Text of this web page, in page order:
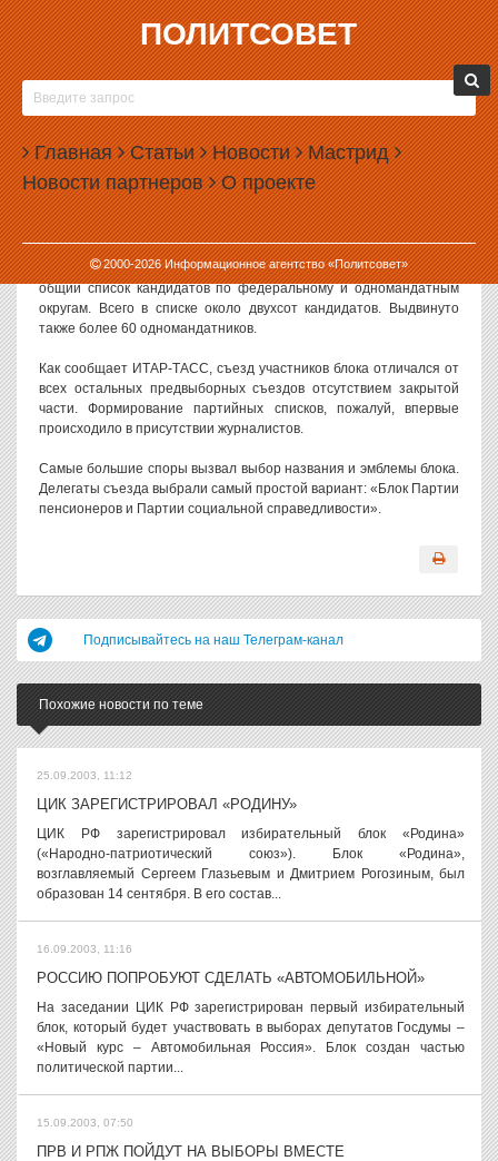
ПОЛИТСОВЕТ
Главная Статьи Новости Мастрид
Новости партнеров О проекте
2000-2026Информационное агентство «Политсовет»
17.09.2003, 09:10
«ПЕНСИОНЕРЫ» ВОШЛИ В БЛОК *
«ПЕНСИОНЕРЫ» ВОШЛИ В ПРЕДВЫБОРНЫЙ
БЛОК
Российская Партия пенсионеров (ПП) и Партия социальной
справедливости (ПСС) пойдут на выборы в Госдуму единым
блоком.
Прошедший объединительный съезд двух партий сформировал
общий список кандидатов по федеральному и одномандатным
округам. Всего в списке около двухсот кандидатов. Выдвинуто
также более 60 одномандатников.
Как сообщает ИТАР-ТАСС, съезд участников блока отличался от
всех остальных предвыборных съездов отсутствием закрытой
части. Формирование партийных списков, пожалуй, впервые
происходило в присутствии журналистов.
Самые большие споры вызвал выбор названия и эмблемы блока.
Делегаты съезда выбрали самый простой вариант: «Блок Партии
пенсионеров и Партии социальной справедливости».
Подписывайтесь на наш Телеграм-канал
Похожие новости по теме
25.09.2003, 11:12
ЦИК ЗАРЕГИСТРИРОВАЛ «РОДИНУ»
ЦИК РФ зарегистрировал избирательный блок «Родина»
(«Народно-патриотический союз»). Блок «Родина»,
возглавляемый Сергеем Глазьевым и Дмитрием Рогозиным, был
образован 14 сентября. В его состав...
16.09.2003, 11:16
РОССИЮ ПОПРОБУЮТ СДЕЛАТЬ «АВТОМОБИЛЬНОЙ»
На заседании ЦИК РФ зарегистрирован первый избирательный
блок, который будет участвовать в выборах депутатов Госдумы –
«Новый курс – Автомобильная Россия». Блок создан частью
политической партии...
15.09.2003, 07:50
ПРВ И РПЖ ПОЙДУТ НА ВЫБОРЫ ВМЕСТЕ